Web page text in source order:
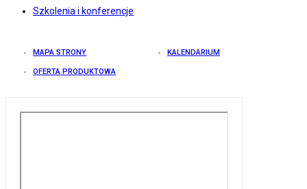
Szkolenia i konferencje
MAPA STRONY KALENDARIUM
OFERTA PRODUKTOWA